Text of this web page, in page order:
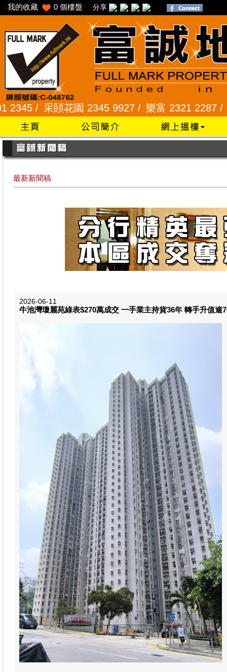
我的收藏 0 個樓盤 分享
花園 2345 9927 /樂富 2321 2287 /峻弦、曉
最新新聞稿
2026-06-11
牛池灣瓊麗苑綠表$270萬成交 一手業主持貨36年 轉手升值逾